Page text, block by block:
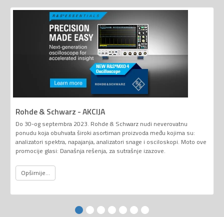
Rohde & Schwarz - AKCIJA
Do 30-og septembra 2023. Rohde & Schwarz nudi neverovatnu
ponudu koja obuhvata široki asortiman proizvoda među kojima su:
analizatori spektra, napajanja, analizatori snage i osciloskopi. Moto ove
promocije glasi: Današnja rešenja, za sutrašnje izazove.
Opširnije...